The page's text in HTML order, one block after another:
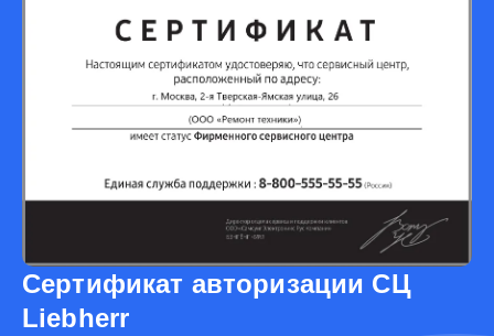
Сертификат авторизации СЦ
Liebherr